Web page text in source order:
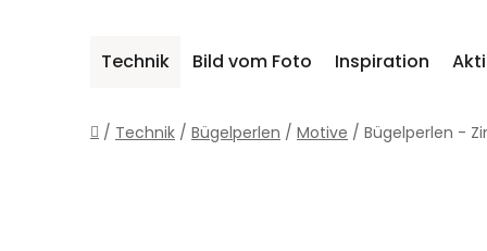
Technik Bild vom Foto Inspiration
Startseite
/ Technik / Bügelperlen / Motive / Bügelperlen -